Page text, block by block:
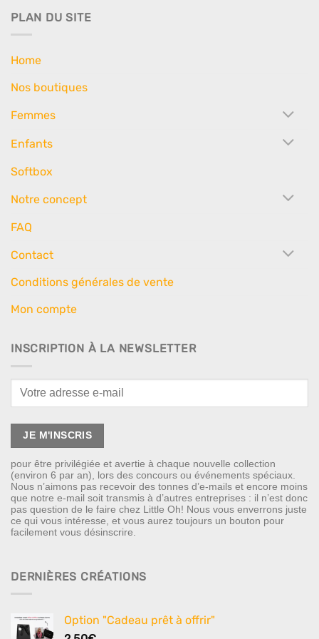
PLAN DU SITE
Home
Nos boutiques
Femmes
Enfants
Softbox
Notre concept
FAQ
Contact
Conditions générales de vente
Mon compte
INSCRIPTION À LA NEWSLETTER
pour être privilégiée et avertie à chaque nouvelle collection
(environ 6 par an), lors des concours ou événements spéciaux.
Nous n’aimons pas recevoir des tonnes d’e-mails et encore moins
que notre e-mail soit transmis à d’autres entreprises : il n’est donc
pas question de le faire chez Little Oh! Nous vous enverrons juste
ce qui vous intéresse, et vous aurez toujours un bouton pour
facilement vous désinscrire.
DERNIÈRES CRÉATIONS
Option "Cadeau prêt à offrir"